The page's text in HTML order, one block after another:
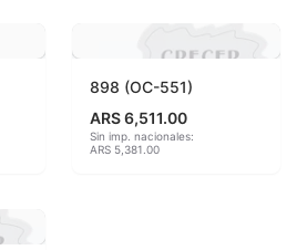
GLAZES
LINER
EZ STROKES
898 (OC-551)
ARS 6,511.00
Sin imp. nacionales:
ARS 5,381.00